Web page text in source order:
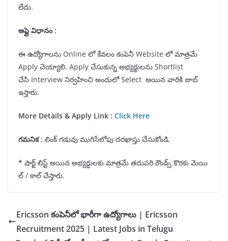
లేదు.
అప్లై విధానం :
ఈ ఉద్యోగాలను Online లో కేవలం కంపెనీ Website లో మాత్రమే
Apply చెయ్యాలి. Apply చేసుకున్న అభ్యర్థులను Shortlist
చేసి Interview నిర్వహించి అందులో Select అయిన వారికి జాబ్
ఇస్తారు.
More Details & Apply Link : Click Here
గమనిక: లింక్ గడువు ముగిసేలోపు దరఖాస్తు చేసుకోండి.
* షార్ట్ లిస్ట్ అయిన అభ్యర్ధులకు మాత్రమే తదుపరి రౌండ్స్ కొరకు మెయి
ల్ / కాల్ చేస్తారు.
Ericsson కంపెనీలో భారీగా ఉద్యోగాలు | Ericsson
Recruitment 2025 | Latest Jobs in Telugu